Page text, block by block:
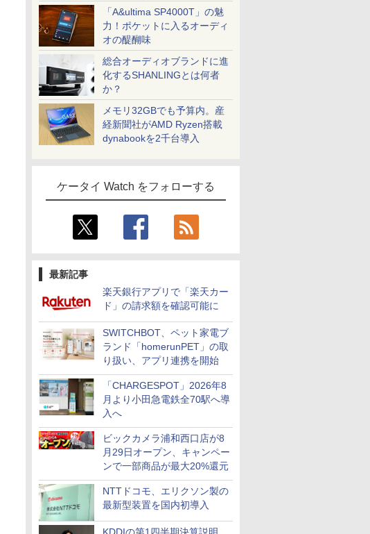
「A&ultima SP4000T」の魅
力！ポケットに入るオーディ
オの醍醐味
総合オーディオブランドに進
化するSHANLINGとは何者
か？
メモリ32GBでも予算内。産
経新聞社がAMD Ryzen搭載
dynabookを2千台導入
ケータイ Watch をフォローする
最新記事
楽天銀行アプリで「楽天カー
ド」の請求額を確認可能に
SWITCHBOT、ペット家電ブ
ランド「homerunPET」の取
り扱い、アプリ連携を開始
「CHARGESPOT」2026年8
月より小田急電鉄全70駅へ導
入へ
ビックカメラ浦和西口店が8
月29日オープン、キャンペー
ンで一部商品が最大20%還元
NTTドコモ、エリクソン製の
最新型装置を国内初導入